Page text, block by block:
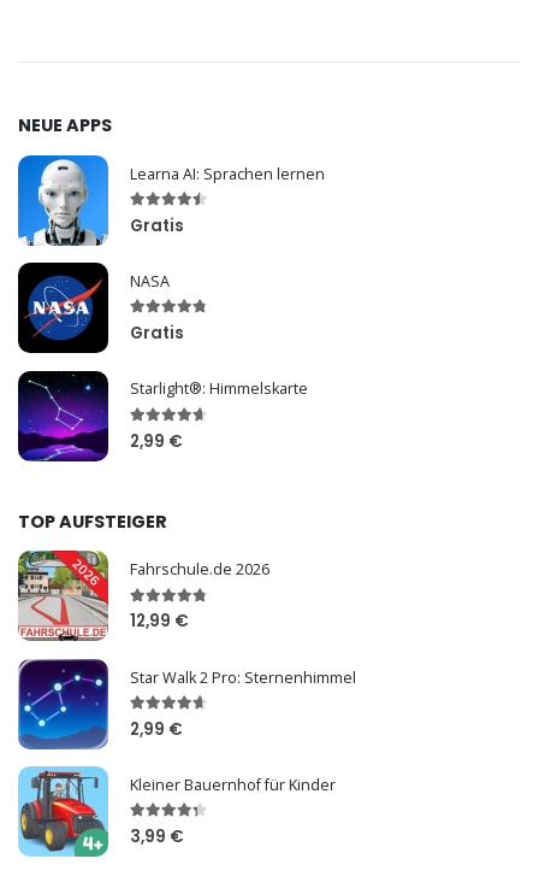
NEUE APPS
Learna AI: Sprachen lernen
Gratis
NASA
Gratis
Starlight®: Himmelskarte
2,99 €
TOP AUFSTEIGER
Fahrschule.de 2026
12,99 €
Star Walk 2 Pro: Sternenhimmel
2,99 €
Kleiner Bauernhof für Kinder
3,99 €